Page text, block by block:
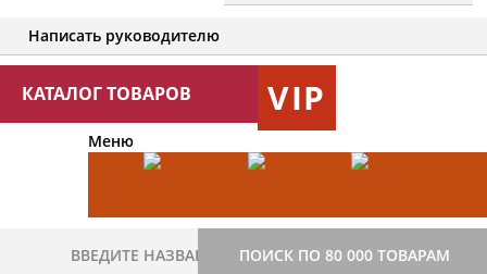
Написать руководителю
КАТАЛОГ ТОВАРОВ VIP
Меню
ПОИСК ПО 80 000 ТОВАРАМ